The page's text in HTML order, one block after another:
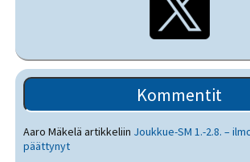
Kommentit
Aaro Mäkelä artikkeliin Joukkue-SM 1.-2.8. –
päättynyt